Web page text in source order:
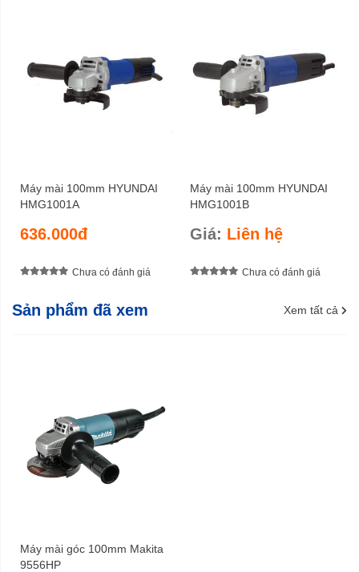
Máy mài 100mm HYUNDAI
HMG1001A
636.000đ
Chưa có đánh giá
Máy mài 100mm HYUNDAI
HMG1001B
Giá: Liên hệ
Chưa có đánh giá
Sản phẩm đã xem Xem tất cả
Máy mài góc 100mm Makita
9556HP